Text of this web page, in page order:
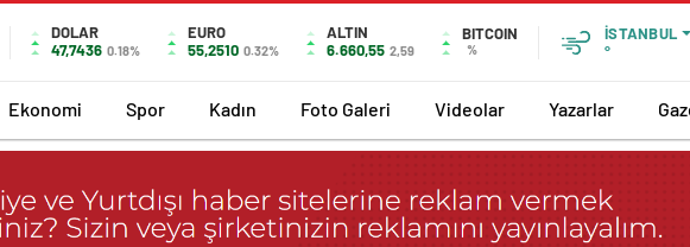
DOLAR
47,7436 0.18%
EURO
55,2510 0.32%
ALTIN
6.660,55 2,59
BITCOIN
%
İSTANBUL
°
Ekonomi Spor Kadın Foto Galeri Videolar Yazarlar